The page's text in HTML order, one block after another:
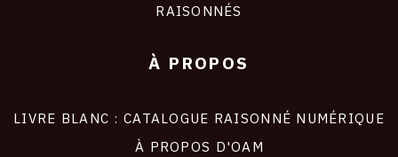
RAISONNÉS
À PROPOS
LIVRE BLANC : CATALOGUE RAISONNÉ NUMÉRIQUE
À PROPOS D'OAM